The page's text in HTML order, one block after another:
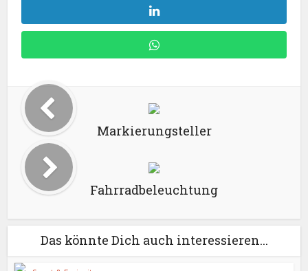
Markierungsteller
Fahrradbeleuchtung
Das könnte Dich auch interessieren...